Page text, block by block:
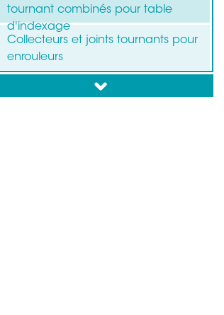
tournant combinés pour table
d'indexage
Collecteurs et joints tournants pour
enrouleurs
down